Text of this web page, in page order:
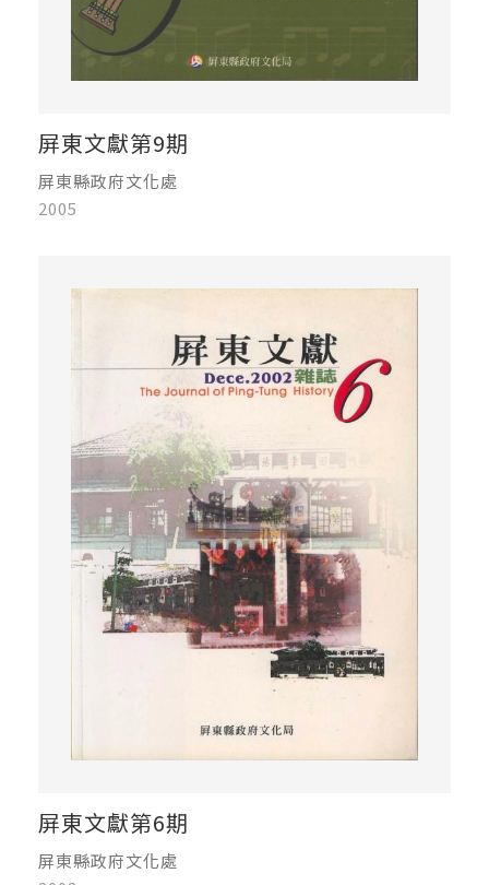
屏東文獻第9期
屏東縣政府文化處
2005
屏東文獻第6期
屏東縣政府文化處